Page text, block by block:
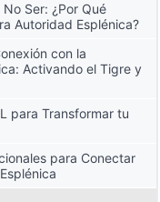
Ser: ¿Por Qué
Autoridad Esplénica?
con la
Activando el Tigre y
para Transformar tu
para Conectar